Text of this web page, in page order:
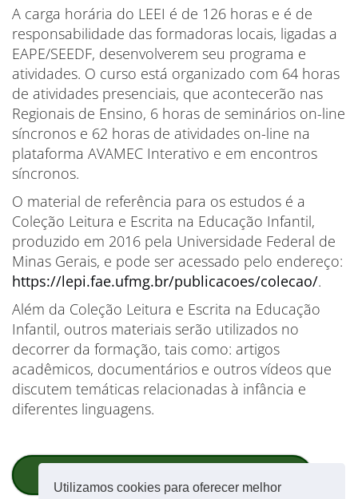
Utilizamos cookies para oferecer melhor
A carga horária do LEEI é de 126 horas e é de
responsabilidade das formadoras locais, ligadas a
EAPE/SEEDF, desenvolverem seu programa e
atividades. O curso está organizado com 64 horas
de atividades presenciais, que acontecerão nas
Regionais de Ensino, 6 horas de seminários on-line
síncronos e 62 horas de atividades on-line na
plataforma AVAMEC Interativo e em encontros
síncronos.
O material de referência para os estudos é a
Coleção Leitura e Escrita na Educação Infantil,
produzido em 2016 pela Universidade Federal de
Minas Gerais, e pode ser acessado pelo endereço:
https://lepi.fae.ufmg.br/publicacoes/colecao/.
Além da Coleção Leitura e Escrita na Educação
Infantil, outros materiais serão utilizados no
decorrer da formação, tais como: artigos
acadêmicos, documentários e outros vídeos que
discutem temáticas relacionadas à infância e
diferentes linguagens.